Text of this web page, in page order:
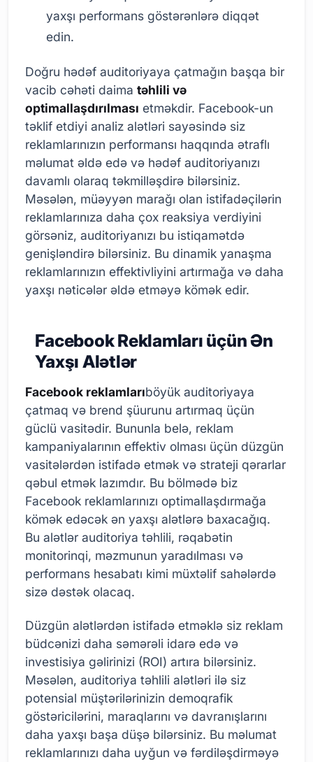
yaxşı performans göstərənlərə diqqət
edin.
Doğru hədəf auditoriyaya çatmağın başqa bir
vacib cəhəti daima təhlili və
optimallaşdırılması etməkdir. Facebook-un
təklif etdiyi analiz alətləri sayəsində siz
reklamlarınızın performansı haqqında ətraflı
məlumat əldə edə və hədəf auditoriyanızı
davamlı olaraq təkmilləşdirə bilərsiniz.
Məsələn, müəyyən marağı olan istifadəçilərin
reklamlarınıza daha çox reaksiya verdiyini
görsəniz, auditoriyanızı bu istiqamətdə
genişləndirə bilərsiniz. Bu dinamik yanaşma
reklamlarınızın effektivliyini artırmağa və daha
yaxşı nəticələr əldə etməyə kömək edir.
Facebook Reklamları üçün Ən
Yaxşı Alətlər
Facebook reklamlarıböyük auditoriyaya
çatmaq və brend şüurunu artırmaq üçün
güclü vasitədir. Bununla belə, reklam
kampaniyalarının effektiv olması üçün düzgün
vasitələrdən istifadə etmək və strateji qərarlar
qəbul etmək lazımdır. Bu bölmədə biz
Facebook reklamlarınızı optimallaşdırmağa
kömək edəcək ən yaxşı alətlərə baxacağıq.
Bu alətlər auditoriya təhlili, rəqabətin
monitorinqi, məzmunun yaradılması və
performans hesabatı kimi müxtəlif sahələrdə
sizə dəstək olacaq.
Düzgün alətlərdən istifadə etməklə siz reklam
büdcənizi daha səmərəli idarə edə və
investisiya gəlirinizi (ROI) artıra bilərsiniz.
Məsələn, auditoriya təhlili alətləri ilə siz
potensial müştərilərinizin demoqrafik
göstəricilərini, maraqlarını və davranışlarını
daha yaxşı başa düşə bilərsiniz. Bu məlumat
reklamlarınızı daha uyğun və fərdiləşdirməyə